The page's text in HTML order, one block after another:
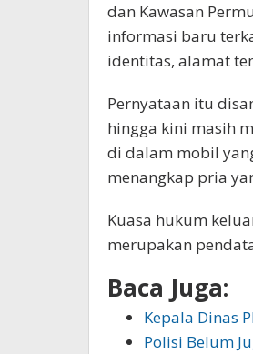
dan Kawasan
informasi baru
identitas, alamat
Pernyataan itu
hingga kini masih
di dalam mobil
menangkap pria
Kuasa hukum
merupakan
Baca Juga:
Kepala Dinas
Polisi Belum